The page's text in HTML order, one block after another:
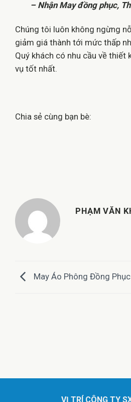
– Nhận May đồng phục,
Chúng tôi luôn không ngừng
giảm giá thành tới mức thấp
Quý khách có nhu cầu về thiết
vụ tốt nhất.
Chia sẻ cùng bạn bè:
PHẠM VĂN
May Áo Phông Đồng
VỊ TRÍ CÔNG TY